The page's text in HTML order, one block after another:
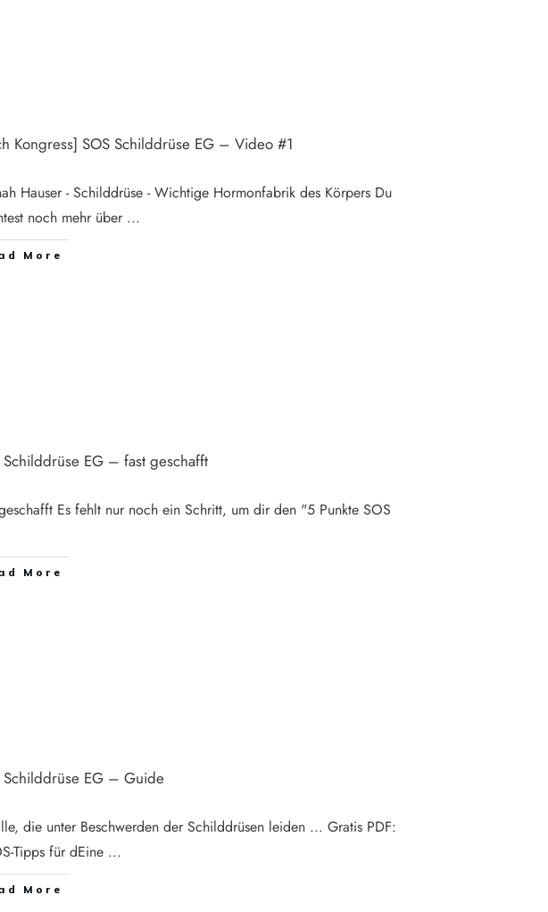
Kongress] SOS Schilddrüse EG – Video #1
Hauser - Schilddrüse - Wichtige Hormonfabrik des Körpers Du
noch mehr über ...
More
Schilddrüse EG – fast geschafft
Es fehlt nur noch ein Schritt, um dir den "5 Punkte SOS
More
Schilddrüse EG – Guide
die unter Beschwerden der Schilddrüsen leiden ... Gratis PDF:
Tipps für dEine ...
More